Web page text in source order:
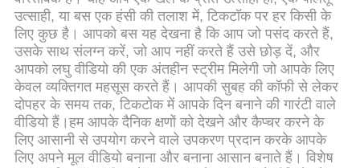
उत्सर्जन इंजन आपके पीसी की पूरी क्षमता को जारी कर सकता है,
सब कुछ सुचारू और सुखद बना सकता है।
उत्साही, या बस एक हंसी की तलाश में, टिकटॉक पर हर किसी के
लिए कुछ है। आपको बस यह देखना है कि आप जो पसंद करते हैं,
उसके साथ संलग्न करें, जो आप नहीं करते हैं उसे छोड़ दें, और
आपको लघु वीडियो की एक अंतहीन स्ट्रीम मिलेगी जो आपके लिए
केवल व्यक्तिगत महसूस करते हैं। आपकी सुबह की कॉफी से लेकर
दोपहर के समय तक, टिकटोक में आपके दिन बनाने की गारंटी वाले
वीडियो हैं।हम आपके दैनिक क्षणों को देखने और कैप्चर करने के
लिए आसानी से उपयोग करने वाले उपकरण प्रदान करके आपके
लिए अपने मूल वीडियो बनाना और बनाना आसान बनाते हैं। विशेष